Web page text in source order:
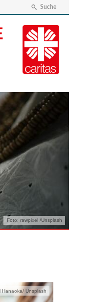
Suche
Foto: rawpixel /Unsplash
Hanaoka/ Unsplash